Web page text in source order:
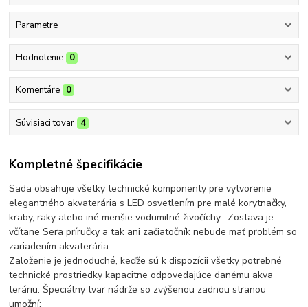
Parametre
Hodnotenie 0
Komentáre 0
Súvisiaci tovar 4
Kompletné špecifikácie
Sada obsahuje všetky technické komponenty pre vytvorenie
elegantného akvaterária s LED osvetlením pre malé korytnačky,
kraby, raky alebo iné menšie vodumilné živočíchy. Zostava je
včítane Sera príručky a tak ani začiatočník nebude mať problém so
zariadením akvaterária.
Založenie je jednoduché, keďže sú k dispozícii všetky potrebné
technické prostriedky kapacitne odpovedajúce danému akva
teráriu. Špeciálny tvar nádrže so zvýšenou zadnou stranou
umožní: